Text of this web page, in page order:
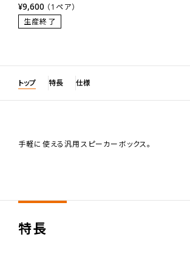
¥9,600 （1ペア）
生産終了
トップ 特長 仕様
手軽に使える汎用スピーカーボックス。
特長